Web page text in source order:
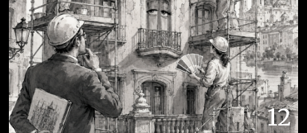
12